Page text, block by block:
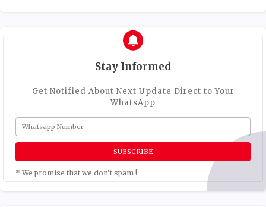
Stay Informed
Get Notified About Next Update Direct to Your
WhatsApp
* We promise that we don't spam !